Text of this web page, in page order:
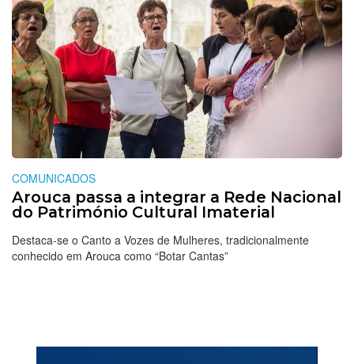
COMUNICADOS
Arouca passa a integrar a Rede Nacional
do Património Cultural Imaterial
Destaca-se o Canto a Vozes de Mulheres, tradicionalmente
conhecido em Arouca como “Botar Cantas”